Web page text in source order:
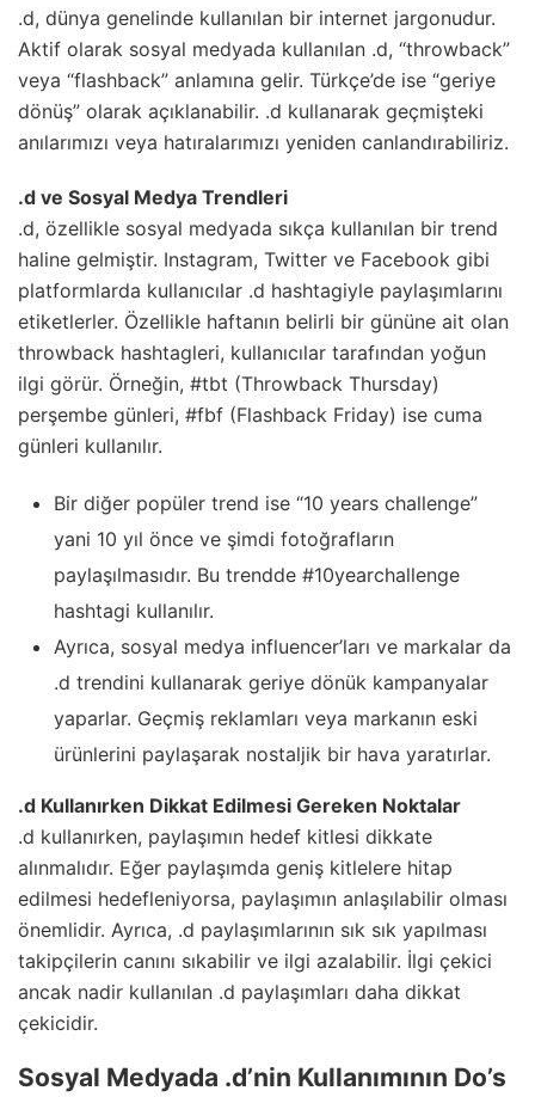
.d, dünya genelinde kullanılan bir internet jargonudur.
Aktif olarak sosyal medyada kullanılan .d, “throwback”
veya “flashback” anlamına gelir. Türkçe’de ise “geriye
dönüş” olarak açıklanabilir. .d kullanarak geçmişteki
anılarımızı veya hatıralarımızı yeniden canlandırabiliriz.
.d ve Sosyal Medya Trendleri
.d, özellikle sosyal medyada sıkça kullanılan bir trend
haline gelmiştir. Instagram, Twitter ve Facebook gibi
platformlarda kullanıcılar .d hashtagiyle paylaşımlarını
etiketlerler. Özellikle haftanın belirli bir gününe ait olan
throwback hashtagleri, kullanıcılar tarafından yoğun
ilgi görür. Örneğin, #tbt (Throwback Thursday)
perşembe günleri, #fbf (Flashback Friday) ise cuma
günleri kullanılır.
Bir diğer popüler trend ise “10 years challenge”
yani 10 yıl önce ve şimdi fotoğrafların
paylaşılmasıdır. Bu trendde #10yearchallenge
hashtagi kullanılır.
Ayrıca, sosyal medya influencer’ları ve markalar da
.d trendini kullanarak geriye dönük kampanyalar
yaparlar. Geçmiş reklamları veya markanın eski
ürünlerini paylaşarak nostaljik bir hava yaratırlar.
.d Kullanırken Dikkat Edilmesi Gereken Noktalar
.d kullanırken, paylaşımın hedef kitlesi dikkate
alınmalıdır. Eğer paylaşımda geniş kitlelere hitap
edilmesi hedefleniyorsa, paylaşımın anlaşılabilir olması
önemlidir. Ayrıca, .d paylaşımlarının sık sık yapılması
takipçilerin canını sıkabilir ve ilgi azalabilir. İlgi çekici
ancak nadir kullanılan .d paylaşımları daha dikkat
çekicidir.
Sosyal Medyada .d’nin Kullanımının Do’s